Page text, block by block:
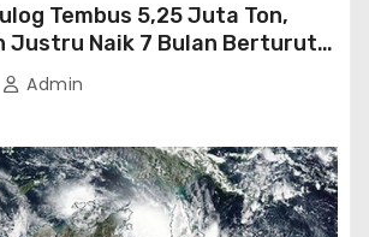
Tembus 5,25 Juta Ton,
Justru Naik 7 Bulan Berturut-
Admin